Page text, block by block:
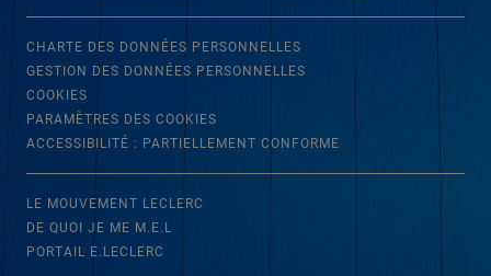
CHARTE DES DONNÉES PERSONNELLES
GESTION DES DONNÉES PERSONNELLES
COOKIES
PARAMÈTRES DES COOKIES
ACCESSIBILITÉ : PARTIELLEMENT CONFORME
LE MOUVEMENT LECLERC
DE QUOI JE ME M.E.L
PORTAIL E.LECLERC